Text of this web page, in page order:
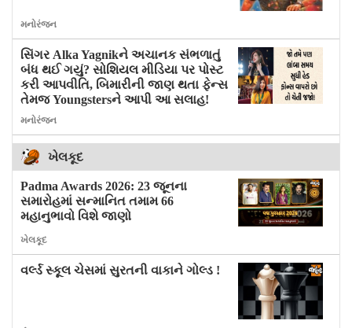
મનોરંજન
સિંગર Alka Yagnikને અચાનક સંભળાતું
બંધ થઈ ગયું? સોશિયલ મીડિયા પર પોસ્ટ
કરી આપવીતિ, બિમારીની જાણ થતા ફેન્સ
તેમજ Youngstersને આપી આ સલાહ!
મનોરંજન
ખેલકૂદ
Padma Awards 2026: 23 જૂનના
સમારોહમાં સન્માનિત તમામ 66
મહાનુભાવો વિશે જાણો
ખેલકૂદ
વર્લ્ડ સ્કૂલ ચેસમાં સુરતની વાકાને ગોલ્ડ !